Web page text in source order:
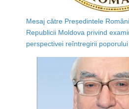
Mesaj către Președintele
Republicii Moldova privind
perspectivei reîntregirii